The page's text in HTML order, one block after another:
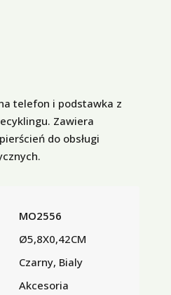
telefon i podstawka z
Zawiera
do obsługi
MO2556
Ø5,8X0,42CM
Czarny, Bialy
Akcesoria